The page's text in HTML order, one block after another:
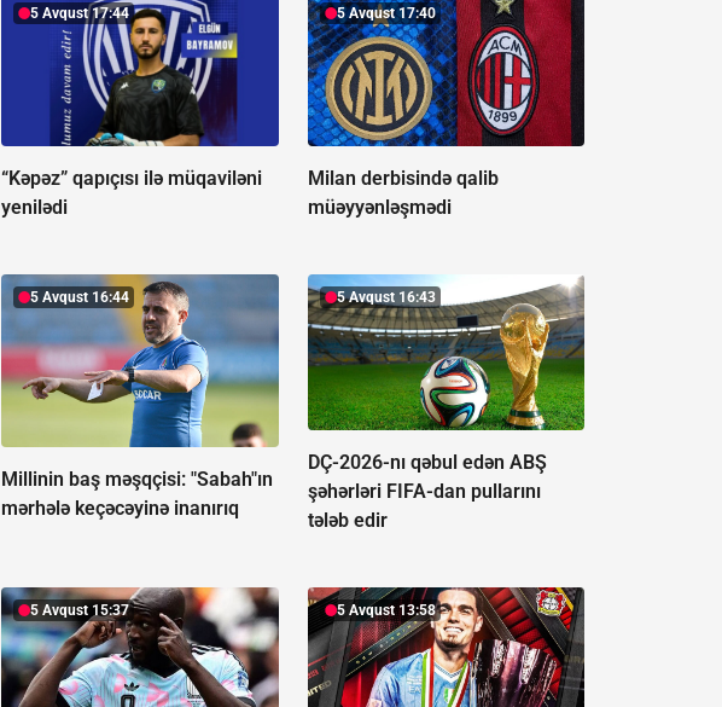
5 Avqust 17:44
“Kəpəz” qapıçısı ilə müqaviləni
yenilədi
5 Avqust 17:40
Milan derbisində qalib
müəyyənləşmədi
5 Avqust 16:44
Millinin baş məşqçisi: "Sabah"ın
mərhələ keçəcəyinə inanırıq
5 Avqust 16:43
DÇ-2026-nı qəbul edən ABŞ
şəhərləri FIFA-dan pullarını
tələb edir
5 Avqust 15:37 5 Avqust 13:58